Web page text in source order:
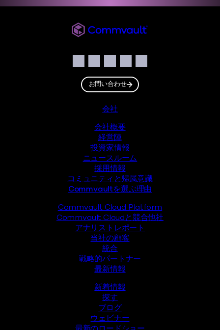
Commvault JP
ソーシャルFacebook
Instagram
LinkedIn
TwitterYouTube
お問い合わせ
会社
会社概要
経営陣
投資家情報
ニュースルーム
採用情報
コミュニティと帰属意識
Commvaultを選ぶ理由
Commvault Cloud Platform
Commvault Cloudと競合他社
アナリストレポート
当社の顧客
統合
戦略的パートナー
最新情報
新着情報
探す
ブログ
ウェビナー